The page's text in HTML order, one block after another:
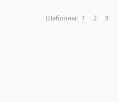
Шаблоны: 1 2 3